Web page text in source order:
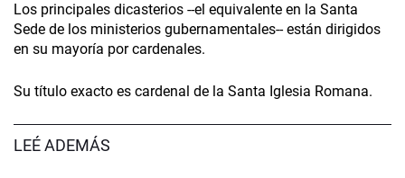
Los principales dicasterios --el equivalente en la Santa
Sede de los ministerios gubernamentales-- están dirigidos
en su mayoría por cardenales.
Su título exacto es cardenal de la Santa Iglesia Romana.
LEÉ ADEMÁS